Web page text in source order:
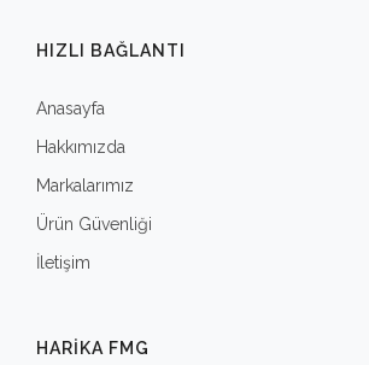
HIZLI BAĞLANTI
Anasayfa
Hakkımızda
Markalarımız
Ürün Güvenliği
İletişim
HARIKA FMG